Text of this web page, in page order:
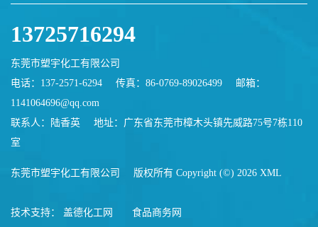
13725716294
东莞市塑宇化工有限公司
电话：137-2571-6294
传真：86-0769-89026499
邮箱：
1141064696@qq.com
联系人：陆香英
地址：广东省东莞市樟木头镇先威路75号7栋110
室
东莞市塑宇化工有限公司 版权所有 Copyright (©) 2026 XML
技术支持： 盖德化工网 食品商务网